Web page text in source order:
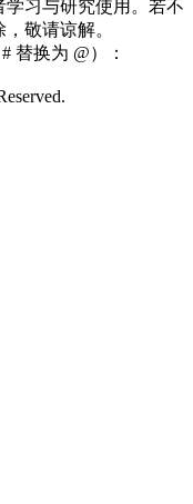
习与研究使用。若不
敬请谅解。
替换为 @）：